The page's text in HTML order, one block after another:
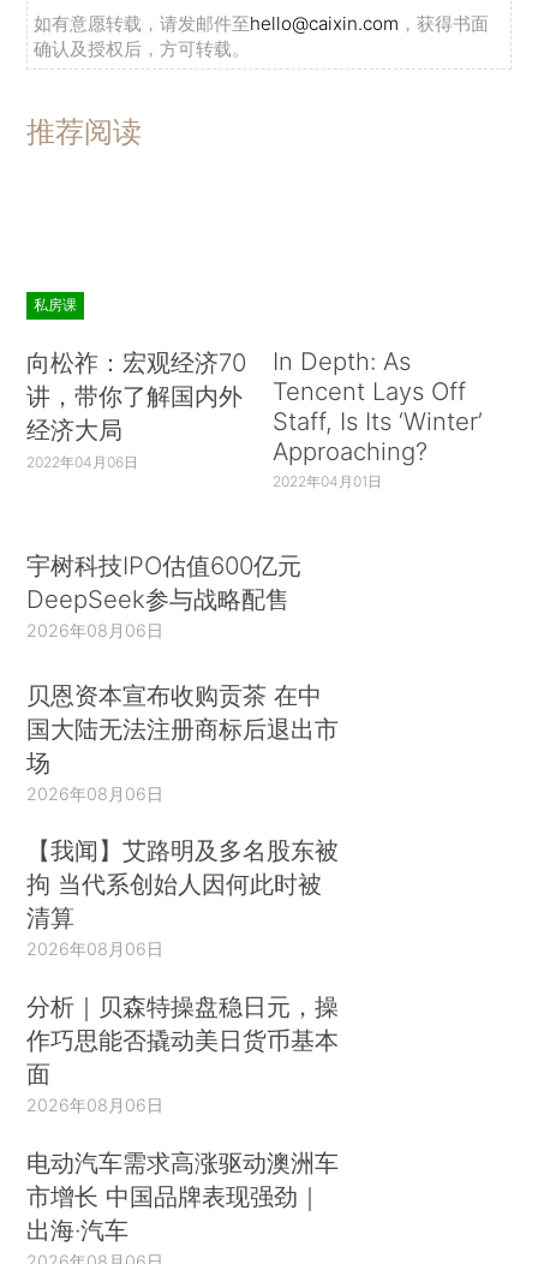
如有意愿转载，请发邮件至hello@caixin.com ，获得书面
确认及授权后，方可转载。
推荐阅读
私房课
向松祚：宏观经济70
讲，带你了解国内外
经济大局
2022年04月06日
In Depth: As
Tencent Lays Off
Staff, Is Its ‘Winter’
Approaching?
2022年04月01日
宇树科技IPO估值600亿元
DeepSeek参与战略配售
2026年08月06日
贝恩资本宣布收购贡茶 在中
国大陆无法注册商标后退出市
场
2026年08月06日
【我闻】艾路明及多名股东被
拘 当代系创始人因何此时被
清算
2026年08月06日
分析｜贝森特操盘稳日元，操
作巧思能否撬动美日货币基本
面
2026年08月06日
电动汽车需求高涨驱动澳洲车
市增长 中国品牌表现强劲｜
出海·汽车